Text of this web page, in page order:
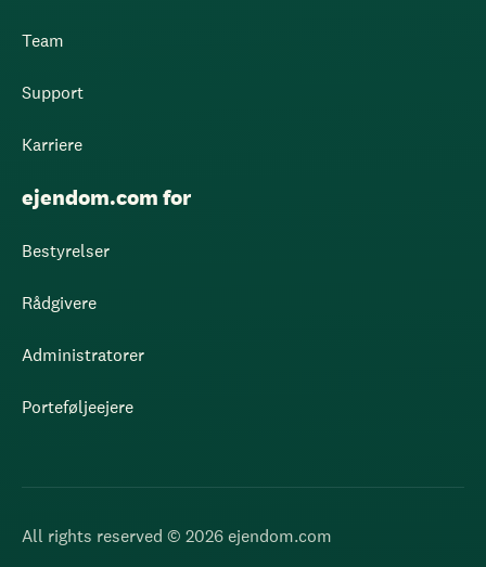
Team
Support
Karriere
ejendom.com for
Bestyrelser
Rådgivere
Administratorer
Porteføljeejere
All rights reserved © 2026 ejendom.com